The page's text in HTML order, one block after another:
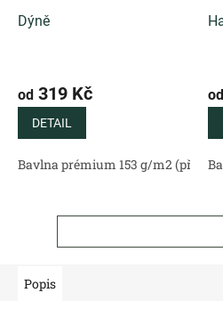
Dýně
od 319 Kč
DETAIL
Bavlna prémium 153 g/m2
od
Popis